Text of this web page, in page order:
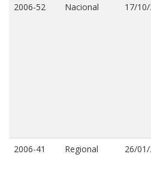
2006-52 Nacional 17/
2006-41 Regional 26/